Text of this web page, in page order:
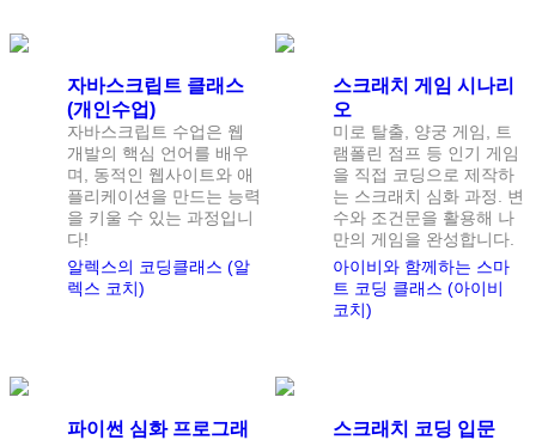
자바스크립트 클래스
(개인수업)
자바스크립트 수업은 웹
개발의 핵심 언어를 배우
며, 동적인 웹사이트와 애
플리케이션을 만드는 능력
을 키울 수 있는 과정입니
다!
알렉스의 코딩클래스 (알
렉스 코치)
스크래치 게임 시나리
오
미로 탈출, 양궁 게임, 트
램폴린 점프 등 인기 게임
을 직접 코딩으로 제작하
는 스크래치 심화 과정. 변
수와 조건문을 활용해 나
만의 게임을 완성합니다.
아이비와 함께하는 스마
트 코딩 클래스 (아이비
코치)
파이썬 심화 프로그래
스크래치 코딩 입문